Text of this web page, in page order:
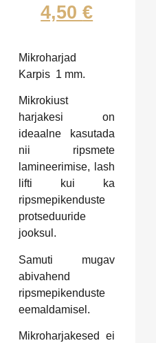
4,50€
Mikroharjad
Karpis 1 mm.
Mikrokiust
harjakesi on
ideaalne kasutada
nii ripsmete
lamineerimise, lash
lifti kui ka
ripsmepikenduste
protseduuride
jooksul.
Samuti mugav
abivahend
ripsmepikenduste
eemaldamisel.
Mikroharjakesed ei